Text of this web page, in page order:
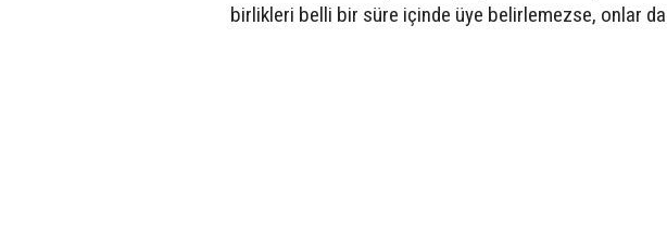
birlikleri belli bir süre içinde üye belirlemezse, onlar